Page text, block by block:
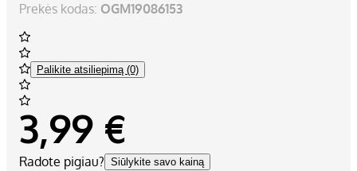
Prekės kodas: OGM19086153
Palikite atsiliepimą (0)
3,99 €
Radote pigiau? Siūlykite savo kainą